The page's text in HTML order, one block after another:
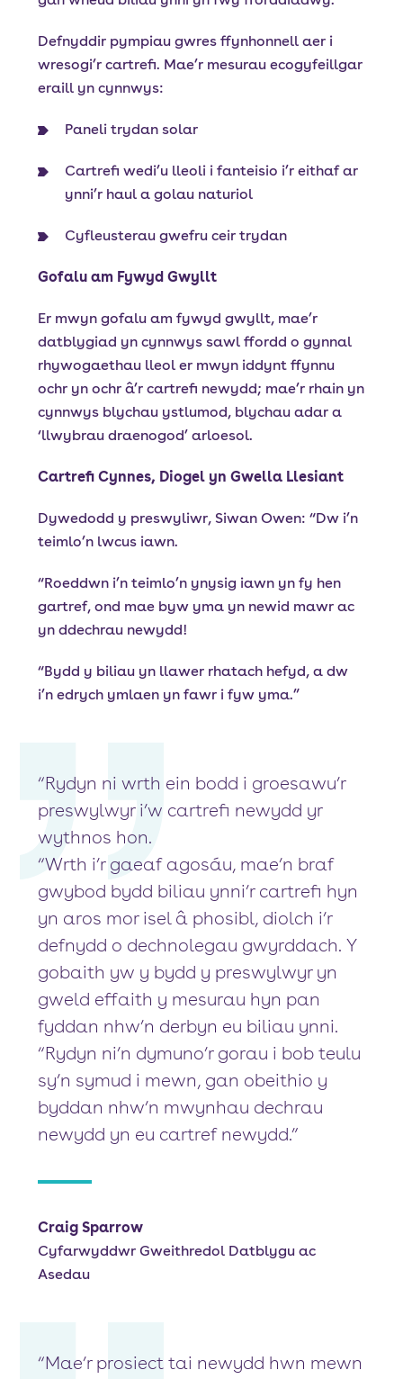
Defnyddir pympiau gwres ffynhonnell aer i
wresogi’r cartrefi. Mae’r mesurau ecogyfeillgar
eraill yn cynnwys:
Paneli trydan solar
Cartrefi wedi’u lleoli i fanteisio i’r eithaf ar
ynni’r haul a golau naturiol
Cyfleusterau gwefru ceir trydan
Gofalu am Fywyd Gwyllt
Er mwyn gofalu am fywyd gwyllt, mae’r
datblygiad yn cynnwys sawl ffordd o gynnal
rhywogaethau lleol er mwyn iddynt ffynnu
ochr yn ochr â’r cartrefi newydd; mae’r rhain yn
cynnwys blychau ystlumod, blychau adar a
‘llwybrau draenogod’ arloesol.
Cartrefi Cynnes, Diogel yn Gwella Llesiant
Dywedodd y preswyliwr, Siwan Owen: “Dw i’n
teimlo’n lwcus iawn.
“Roeddwn i’n teimlo’n ynysig iawn yn fy hen
gartref, ond mae byw yma yn newid mawr ac
yn ddechrau newydd!
“Bydd y biliau yn llawer rhatach hefyd, a dw
i’n edrych ymlaen yn fawr i fyw yma.”
“Rydyn ni wrth ein bodd i groesawu’r
preswylwyr i’w cartrefi newydd yr
wythnos hon.
“Wrth i’r gaeaf agosáu, mae’n braf
gwybod bydd biliau ynni’r cartrefi hyn
yn aros mor isel â phosibl, diolch i’r
defnydd o dechnolegau gwyrddach. Y
gobaith yw y bydd y preswylwyr yn
gweld effaith y mesurau hyn pan
fyddan nhw’n derbyn eu biliau ynni.
“Rydyn ni’n dymuno’r gorau i bob teulu
sy’n symud i mewn, gan obeithio y
byddan nhw’n mwynhau dechrau
newydd yn eu cartref newydd.”
Craig Sparrow
Cyfarwyddwr Gweithredol Datblygu ac
Asedau
“Mae’r prosiect tai newydd hwn mewn